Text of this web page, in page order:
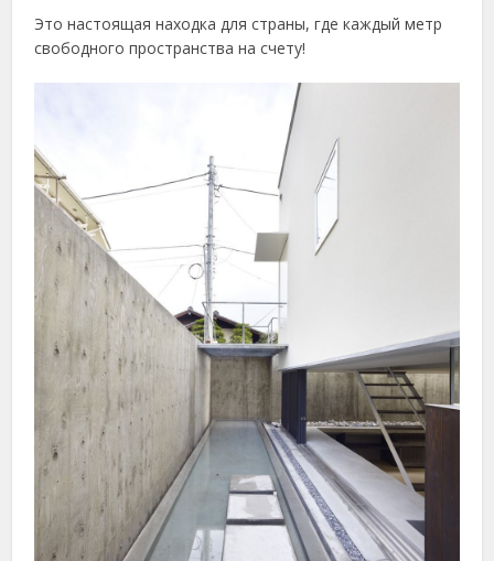
Это настоящая находка для страны, где каждый метр
свободного пространства на счету!